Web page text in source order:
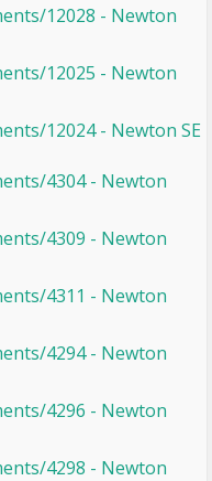
12028 - Newton
12025 - Newton
12024 - Newton SE
4304 - Newton
4309 - Newton
4311 - Newton
4294 - Newton
4296 - Newton
4298 - Newton